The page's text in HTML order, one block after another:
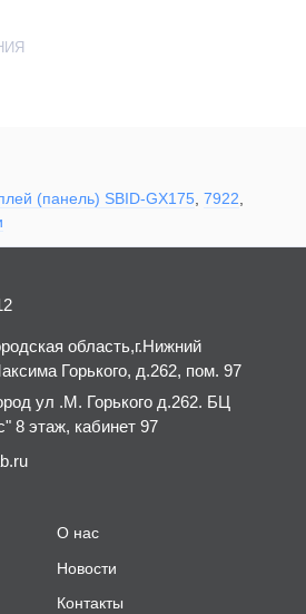
(панель) SBID-GX175, 7922,
О нас
Новости
Контакты
область,г.Нижний
Горького, д.262, пом. 97
ул .М. Горького д.262. БЦ
8 этаж, кабинет 97